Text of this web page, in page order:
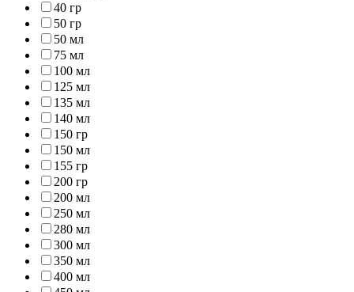
40 гр
50 гр
50 мл
75 мл
100 мл
125 мл
135 мл
140 мл
150 гр
150 мл
155 гр
200 гр
200 мл
250 мл
280 мл
300 мл
350 мл
400 мл